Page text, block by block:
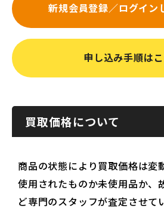
新規会員登録／ログイン
申し込み手順は
買取価格について
商品の状態により買取価格は変
使用されたものか未使用品か、
ど専門のスタッフが査定させて